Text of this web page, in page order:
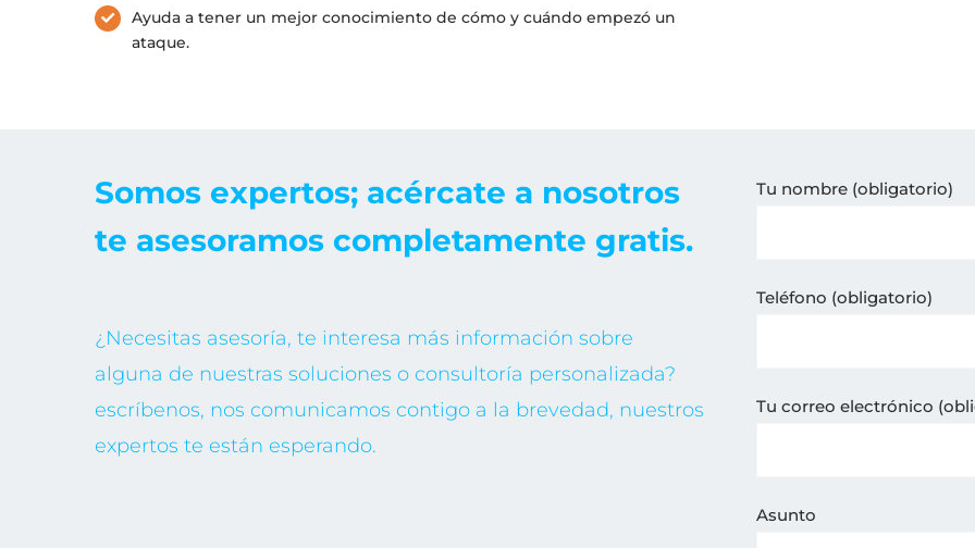
Ayuda a tener un mejor conocimiento de cómo y cuándo empezó un
ataque.
Somos expertos; acércate a nosotros
te asesoramos completamente gratis.
¿Necesitas asesoría, te interesa más información sobre
alguna de nuestras soluciones o consultoría personalizada?
escríbenos, nos comunicamos contigo a la brevedad, nuestros
expertos te están esperando.
Tu nombre (obligatorio)
Teléfono (obligatorio)
Tu correo electrónico
Asunto